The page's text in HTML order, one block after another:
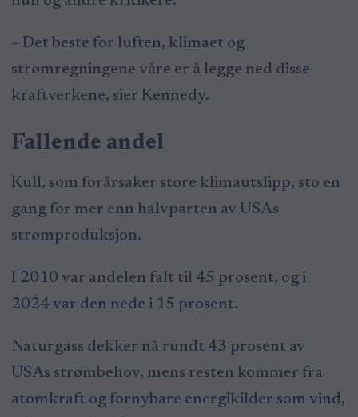
– Det beste for luften, klimaet og
strømregningene våre er å legge ned disse
kraftverkene, sier Kennedy.
Fallende andel
Kull, som forårsaker store klimautslipp, sto en
gang for mer enn halvparten av USAs
strømproduksjon.
I 2010 var andelen falt til 45 prosent, og i
2024 var den nede i 15 prosent.
Naturgass dekker nå rundt 43 prosent av
USAs strømbehov, mens resten kommer fra
atomkraft og fornybare energikilder som vind,